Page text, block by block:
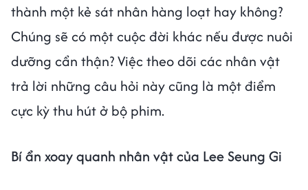
thành một kẻ sát nhân hàng loạt hay không?
Chúng sẽ có một cuộc đời khác nếu được nuôi
dưỡng cẩn thận? Việc theo dõi các nhân vật
trả lời những câu hỏi này cũng là một điểm
cực kỳ thu hút ở bộ phim.
Bí ẩn xoay quanh nhân vật của Lee Seung Gi